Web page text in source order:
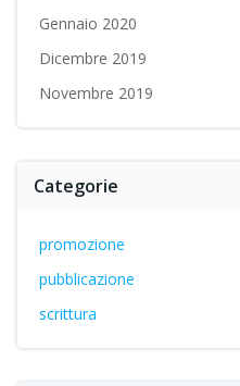
Gennaio 2020
Dicembre 2019
Novembre 2019
Categorie
promozione
pubblicazione
scrittura